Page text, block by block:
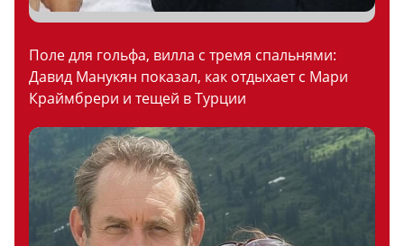
Поле для гольфа, вилла с тремя спальнями:
Давид Манукян показал, как отдыхает с Мари
Краймбрери и тещей в Турции